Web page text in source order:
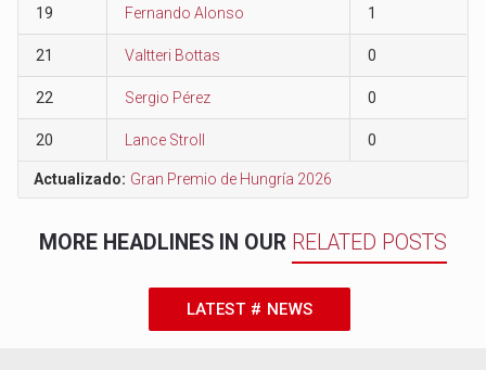
19 Fernando Alonso 1
21 Valtteri Bottas 0
22 Sergio Pérez 0
20 Lance Stroll 0
Actualizado: Gran Premio de Hungría 2026
MORE HEADLINES IN OUR RELATED POSTS
LATEST # NEWS